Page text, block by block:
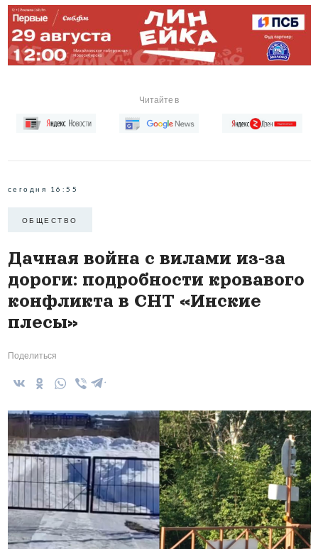
Читайте в
сегодня 16:55
ОБЩЕСТВО
Дачная война с вилами из-за
дороги: подробности кровавого
конфликта в СНТ «Инские
плесы»
Поделиться